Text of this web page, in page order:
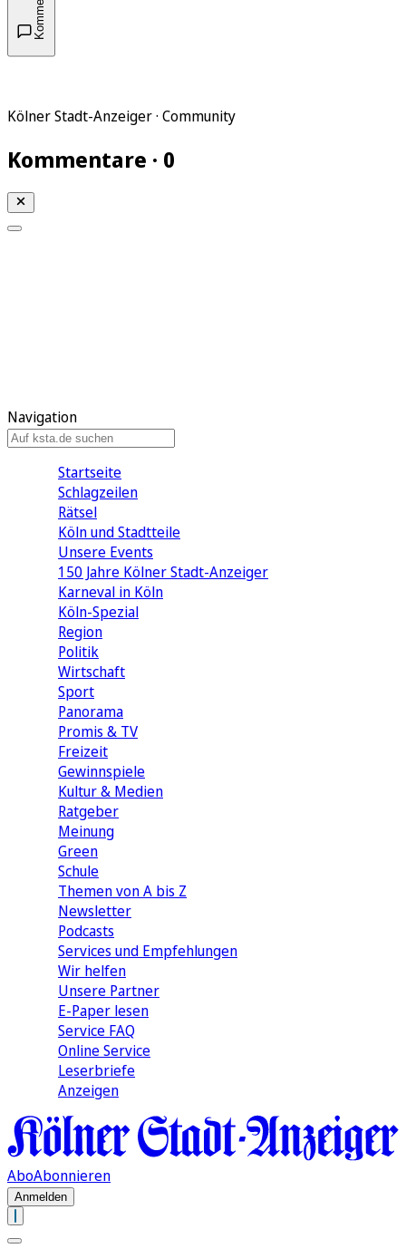
Kölner Stadt-Anzeiger · Community
Kommentare · 0
Navigation
Startseite
Schlagzeilen
Rätsel
Köln und Stadtteile
Unsere Events
150 Jahre Kölner Stadt-Anzeiger
Karneval in Köln
Köln-Spezial
Region
Politik
Wirtschaft
Sport
Panorama
Promis & TV
Freizeit
Gewinnspiele
Kultur & Medien
Ratgeber
Meinung
Green
Schule
Themen von A bis Z
Newsletter
Podcasts
Services und Empfehlungen
Wir helfen
Unsere Partner
E-Paper lesen
Service FAQ
Online Service
Leserbriefe
Anzeigen
AboAbonnieren
Anmelden